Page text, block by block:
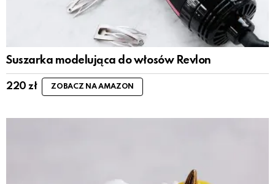
Suszarka modelująca do włosów Revlon
220zł ZOBACZ NA AMAZON